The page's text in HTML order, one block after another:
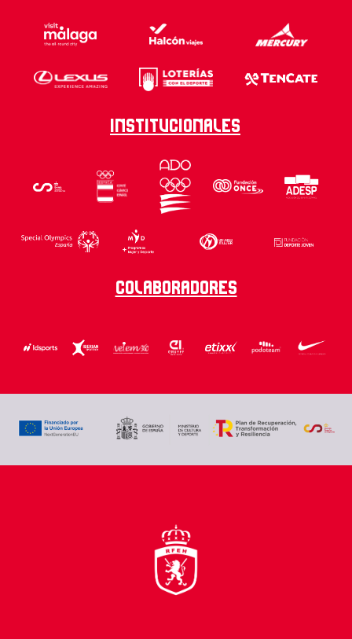
Institucionales
Colaboradores